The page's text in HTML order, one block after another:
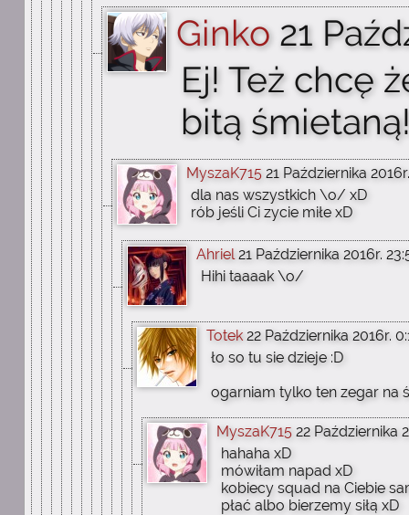
Ginko 21
Ej! Też chcę
bitą
MyszaK715 21 Października
dla nas wszystkich \o/ xD
rób jeśli Ci zycie miłe xD
Ahriel 21 Października 2016r.
Hihi taaaak \o/
Totek 22 Października 2016r.
ło so tu sie dzieje :D
ogarniam tylko ten zegar na
MyszaK715 22 Października
hahaha xD
mówiłam napad xD
kobiecy squad na Ciebie
płać albo bierzemy siłą xD